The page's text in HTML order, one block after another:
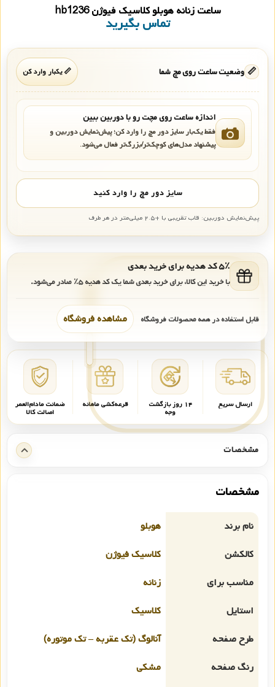
ساعت زنانه هوبلو کلاسیک فیوژن hb1236
تماس بگیرید
📏 وضعیت ساعت روی مچ شما 📏 یکبار وارد کن
اندازه ساعت روی مچت رو با دوربین ببین
فقط یک‌بار سایز دور مچ را وارد کن؛ پیش‌نمایش دوربین و
پیشنهاد مدل‌های کوچک‌تر/بزرگ‌تر فعال می‌شود.
سایز دور مچ را وارد کنید
پیش‌نمایش دوربین: قاب تقریبی با +۲.۵ میلی‌متر در هر طرف
۵٪ کد هدیه برای خرید بعدی
با خرید این کالا، برای خرید بعدی شما یک کد هدیه۵٪ صادر می‌شود.
قابل استفاده در همه محصولات فروشگاه مشاهده فروشگاه
ارسال سریع ۱۴ روز بازگشت
وجه
قرعه‌کشی ماهانه ضمانت مادام‌العمر
اصالت کالا
مشخصات
مشخصات
نام برند
هوبلو
کالکشن
کلاسیک فیوژن
مناسب برای
زنانه
استایل
کلاسیک
طرح صفحه
آنالوگ (تک عقربه – تک موتوره)
رنگ صفحه
مشکی